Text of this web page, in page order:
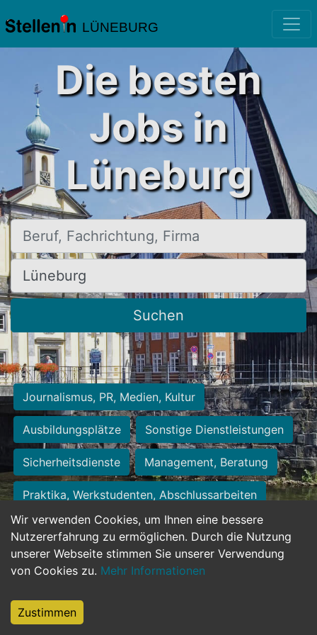
LÜNEBURG
Wir verwenden Cookies, um Ihnen eine bessere
Nutzererfahrung zu ermöglichen. Durch die Nutzung
unserer Webseite stimmen Sie unserer Verwendung
von Cookies zu. Mehr Informationen
Zustimmen
Die besten
Jobs in
Lüneburg
Beruf, Fachrichtung, Firma
Ort, Stadt
Suchen
Journalismus, PR, Medien, Kultur
Ausbildungsplätze Sonstige Dienstleistungen
Sicherheitsdienste Management, Beratung
Praktika, Werkstudenten, Abschlussarbeiten
Personalwesen Assistenz, Sekretariat
Hilfskräfte, Aushilfs- und Nebenjobs
Weiterbildung, Studium, duale Ausbildung